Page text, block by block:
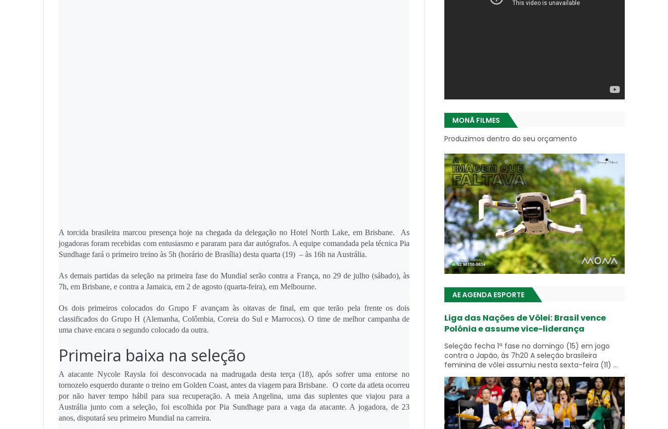
A torcida brasileira marcou presença hoje na chegada da delegação no Hotel North Lake, em Brisbane. As
jogadoras foram recebidas com entusiasmo e pararam para dar autógrafos. A equipe comandada pela técnica Pia
Sundhage fará o primeiro treino às 5h (horário de Brasília) desta quarta (19) – às 16h na Austrália.
As demais partidas da seleção na primeira fase do Mundial serão contra a França, no 29 de julho (sábado), às
7h, em Brisbane, e contra a Jamaica, em 2 de agosto (quarta-feira), em Melbourne.
Os dois primeiros colocados do Grupo F avançam às oitavas de final, em que terão pela frente os dois
classificados do Grupo H (Alemanha, Colômbia, Coreia do Sul e Marrocos). O time de melhor campanha de
uma chave encara o segundo colocado da outra.
Primeira baixa na seleção
A atacante Nycole Raysla foi desconvocada na madrugada desta terça (18), após sofrer uma entorse no
tornozelo esquerdo durante o treino em Golden Coast, antes da viagem para Brisbane. O corte da atleta ocorreu
por não haver tempo hábil para sua recuperação. A meia Angelina, uma das suplentes que viajou para a
Austrália junto com a seleção, foi escolhida por Pia Sundhage para a vaga da atacante. A jogadora, de 23
anos, disputará seu primeiro Mundial na carreira.
MONÃ FILMES
Produzimos dentro do seu orçamento
AE AGENDA ESPORTE
Liga das Nações de Vôlei: Brasil vence
Polônia e assume vice-liderança
Seleção fecha 1ª fase no domingo (15) em jogo
contra o Japão, às 7h20 A seleção brasileira
feminina de vôlei assumiu nesta sexta-feira (11) ...